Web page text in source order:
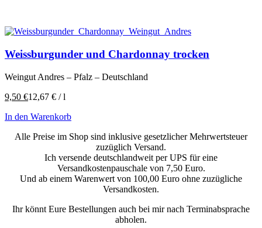
Weissburgunder und Chardonnay trocken
Weingut Andres – Pfalz – Deutschland
9,50 €12,67 € /l
In den Warenkorb
Alle Preise im Shop sind inklusive gesetzlicher Mehrwertsteuer
zuzüglich Versand.
Ich versende deutschlandweit per UPS für eine
Versandkostenpauschale von 7,50 Euro.
Und ab einem Warenwert von 100,00 Euro ohne zuzügliche
Versandkosten.
Ihr könnt Eure Bestellungen auch bei mir nach Terminabsprache
abholen.